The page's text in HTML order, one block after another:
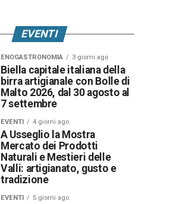
EVENTI
ENOGASTRONOMIA 3 giorni ago
Biella capitale italiana della
birra artigianale con Bolle di
Malto 2026, dal 30 agosto al
7 settembre
EVENTI 4 giorni ago
A Usseglio la Mostra
Mercato dei Prodotti
Naturali e Mestieri delle
Valli: artigianato, gusto e
tradizione
EVENTI 5 giorni ago